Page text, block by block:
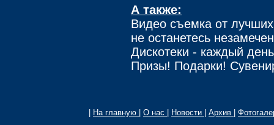
А также:
Видео съемка от
не останетесь
Дискотеки - каждый
Призы! Подарки!
На главную О нас Новости Архив